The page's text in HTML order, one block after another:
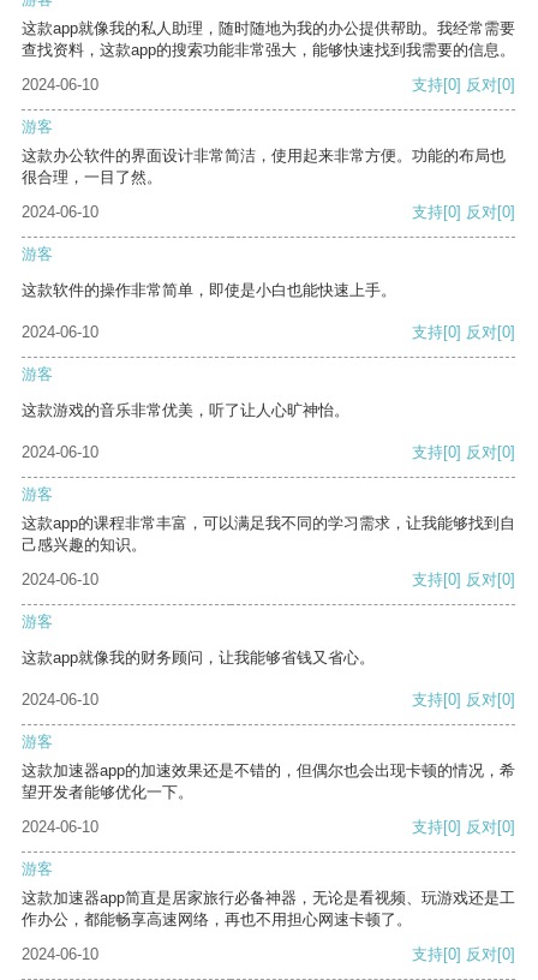
这款app就像我的私人助理，随时随地为我的办公提供帮助。我经常需要
查找资料，这款app的搜索功能非常强大，能够快速找到我需要的信息。
2024-06-10
支持[0] 反对[0]
游客
这款办公软件的界面设计非常简洁，使用起来非常方便。功能的布局也
很合理，一目了然。
2024-06-10
支持[0] 反对[0]
游客
这款软件的操作非常简单，即使是小白也能快速上手。
2024-06-10 支持[0] 反对[0]
游客
这款游戏的音乐非常优美，听了让人心旷神怡。
2024-06-10 支持[0] 反对[0]
游客
这款app的课程非常丰富，可以满足我不同的学习需求，让我能够找到自
己感兴趣的知识。
2024-06-10
支持[0] 反对[0]
游客
这款app就像我的财务顾问，让我能够省钱又省心。
2024-06-10 支持[0] 反对[0]
游客
这款加速器app的加速效果还是不错的，但偶尔也会出现卡顿的情况，希
望开发者能够优化一下。
2024-06-10
支持[0] 反对[0]
游客
这款加速器app简直是居家旅行必备神器，无论是看视频、玩游戏还是工
作办公，都能畅享高速网络，再也不用担心网速卡顿了。
2024-06-10
支持[0] 反对[0]